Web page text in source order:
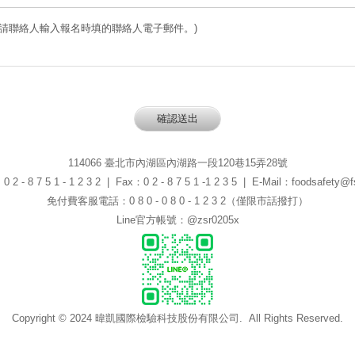
聯絡人輸入報名時填的聯絡人電子郵件。)
114066 臺北市內湖區內湖路一段120巷15弄28號
0 2 - 8 7 5 1 - 1 2 3 2 | Fax：0 2 - 8 7 5 1 -1 2 3 5 | E-Mail：
免付費客服電話：0 8 0 - 0 8 0 - 1 2 3 2（僅限市話撥打）
Line官方帳號：@zsr0205x
Copyright © 2024 暐凱國際檢驗科技股份有限公司. All Rights Reserved.